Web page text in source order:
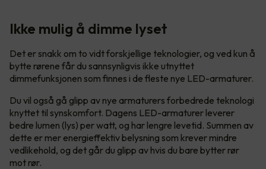
Ikke mulig å dimme lyset
Det er snakk om to vidt forskjellige teknologier, og ved kun å
bytte rørene får du sannsynligvis ikke utnyttet
dimmefunksjonen som finnes i de fleste nye LED-armaturer.
Du vil også gå glipp av nye armaturers forbedrede teknologi
knyttet til synskomfort. Dagens LED-armaturer leverer
bedre lumen (lys) per watt, og har lengre levetid. Summen av
dette er mer energieffektiv belysning som krever mindre
vedlikehold, og det går du glipp av hvis du bare bytter rør
mot rør.